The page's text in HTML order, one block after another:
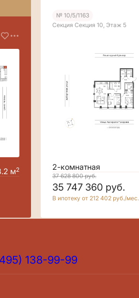
м2
№ 10/5/1163
Секция Секция 10, Этаж 5
2-комнатная
37 628 800руб.
35 747 360 руб.
В ипотеку от 212 402 руб./мес.
138-99-99